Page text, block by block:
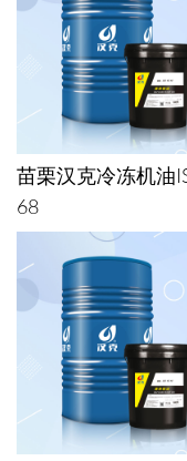
苗栗汉克冷冻机油
68